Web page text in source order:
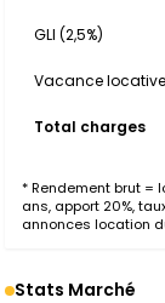
GLI (2,5%)
Vacance locative
Total charges
* Rendement brut =
ans, apport 20%,
annonces location
Stats Marché